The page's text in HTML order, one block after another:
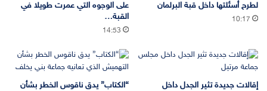
لطرح أسئلتها داخل قبة البرلمان
10:17
على الوجوه التي عمرت طويلا في
القبة…
14:53
إقالات جديدة تثير الجدل داخل
“الكتاب” يدق ناقوس الخطر بشأن